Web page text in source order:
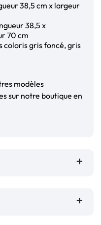
38,5 cm x largeur
38,5 x
70 cm
coloris gris foncé, gris
modèles
sur notre boutique en